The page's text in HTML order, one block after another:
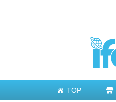
TOP